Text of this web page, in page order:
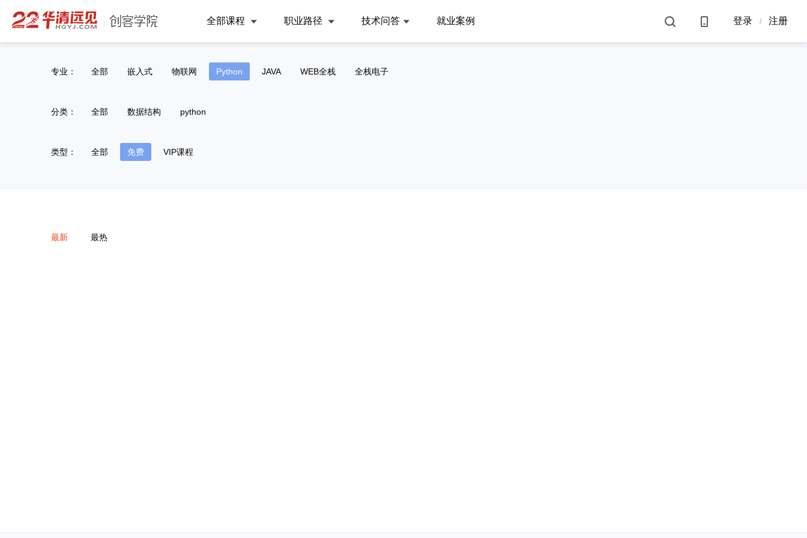
全部课程 职业路径 技术问答 就业案例 登录 / 注册
专业： 全部 嵌入式 物联网 Python JAVA WEB全栈 全栈电子
分类： 全部 数据结构 python
类型： 全部 免费 VIP课程
最新 最热